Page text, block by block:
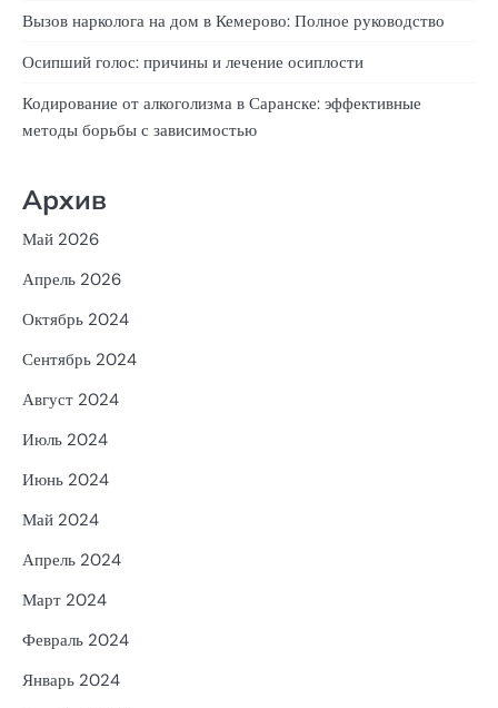
Вызов нарколога на дом в Кемерово: Полное руководство
Осипший голос: причины и лечение осиплости
Кодирование от алкоголизма в Саранске: эффективные
методы борьбы с зависимостью
Архив
Май 2026
Апрель 2026
Октябрь 2024
Сентябрь 2024
Август 2024
Июль 2024
Июнь 2024
Май 2024
Апрель 2024
Март 2024
Февраль 2024
Январь 2024